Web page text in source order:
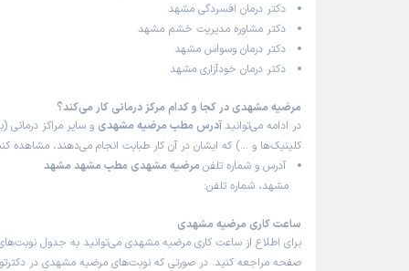
دکتر درمان افسردگی مشهد
دکتر مشاوره مدیریت خشم مشهد
دکتر درمان وسواس مشهد
دکتر درمان خودآزاری مشهد
مرضیه مشهدی در کجا و کدام مرکز درمانی کار می‌کند؟
در ادامه می‌توانید آدرس مطب مرضیه مشهدی و سایر مراکز درمانی
کلینیک‌ها و …) که ایشان در آن کار طبابت انجام می‌دهند، مشاهده
آدرس و شماره تلفن مرضیه مشهدی مطب مشهد مشهد
مشهد، شماره تلفن:
ساعت کاری مرضیه مشهدی
برای اطلاع از ساعت کاری مرضیه مشهدی می‌توانید به جدول
صفحه مراجعه کنید. در صورتی که نوبت‌های مرضیه مشهدی در دکترتو